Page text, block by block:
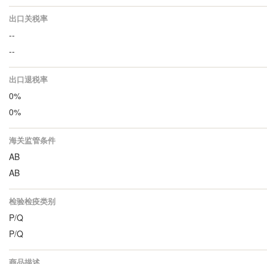
出口关税率
--
--
出口退税率
0%
0%
海关监管条件
AB
AB
检验检疫类别
P/Q
P/Q
商品描述